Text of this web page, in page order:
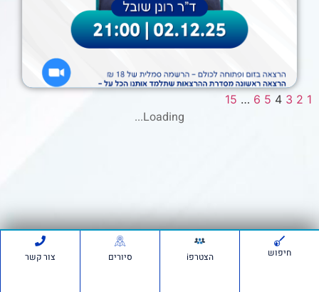
1
2
3
4
5
6
…
15
Loading...
חיפוש הצטרפi סיורים צור קשר